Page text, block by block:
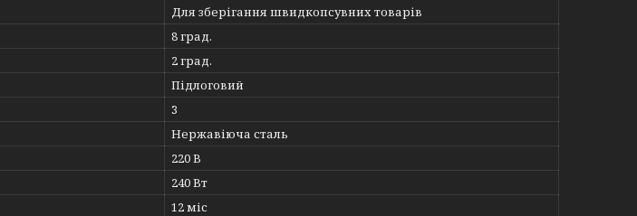
Для зберігання швидкопсувних товарів
8 град.
2 град.
Підлоговий
3
Нержавіюча сталь
220 В
240 Вт
12 міс